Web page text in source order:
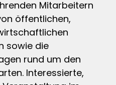
Mitarbeitern
öffentlichen,
sowie die
rund um den
Interessierte,